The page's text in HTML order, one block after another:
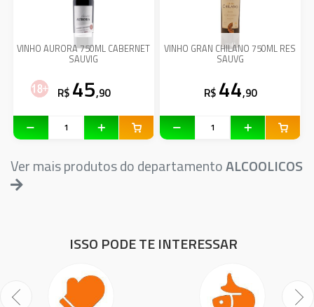
VINHO AURORA 750ML CABERNET
SAUVIG
R$ 45,90
VINHO GRAN CHILANO 750ML RES
SAUVG
R$ 44,90
Ver mais produtos do departamentoALCOOLICOS
ISSO PODE TE INTERESSAR